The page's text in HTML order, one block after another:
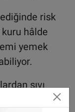
risk
hâlde
yemek
sıvı
ve